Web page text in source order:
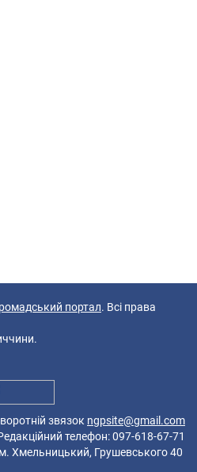
портал. Всі права
звязок ngpsite@gmail.com
телефон: 097-618-67-71
Грушевського 40